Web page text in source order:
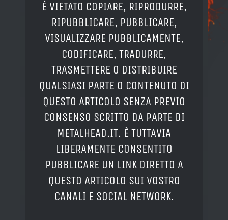
È VIETATO COPIARE, RIPRODURRE,
RIPUBBLICARE, PUBBLICARE,
VISUALIZZARE PUBBLICAMENTE,
CODIFICARE, TRADURRE,
TRASMETTERE O DISTRIBUIRE
QUALSIASI PARTE O CONTENUTO DI
QUESTO ARTICOLO SENZA PREVIO
CONSENSO SCRITTO DA PARTE DI
METALHEAD.IT. È TUTTAVIA
LIBERAMENTE CONSENTITO
PUBBLICARE UN LINK DIRETTO A
QUESTO ARTICOLO SUI VOSTRO
CANALI E SOCIAL NETWORK.